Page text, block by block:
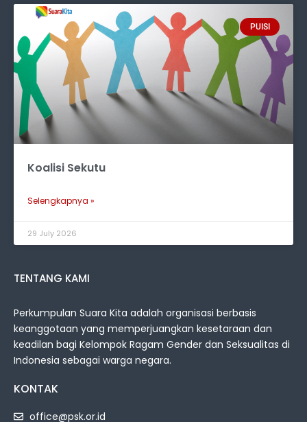
PUISI
Koalisi Sekutu
Selengkapnya »
29 July 2026
TENTANG KAMI
Perkumpulan Suara Kita adalah organisasi berbasis
keanggotaan yang memperjuangkan kesetaraan dan
keadilan bagi Kelompok Ragam Gender dan Seksualitas di
Indonesia sebagai warga negara.
KONTAK
office@psk.or.id